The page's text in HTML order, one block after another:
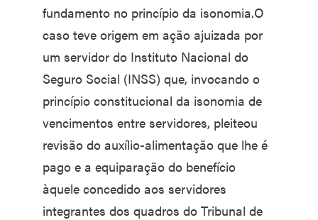
fundamento no princípio da isonomia.O
caso teve origem em ação ajuizada por
um servidor do Instituto Nacional do
Seguro Social (INSS) que, invocando o
princípio constitucional da isonomia de
vencimentos entre servidores, pleiteou
revisão do auxílio-alimentação que lhe é
pago e a equiparação do benefício
àquele concedido aos servidores
integrantes dos quadros do Tribunal de